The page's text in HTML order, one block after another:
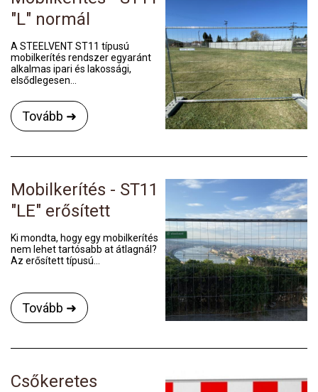
"L" normál
A STEELVENT ST11 típusú
mobilkerítés rendszer egyaránt
alkalmas ipari és lakossági,
elsődlegesen...
Tovább ➜
Mobilkerítés - ST11
"LE" erősített
Ki mondta, hogy egy mobilkerítés
nem lehet tartósabb at átlagnál?
Az erősített típusú...
Tovább ➜
Csőkeretes